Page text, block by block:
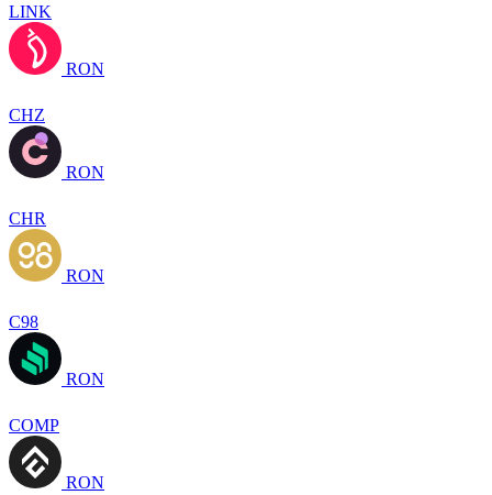
LINK
RON
CHZ
RON
CHR
RON
C98
RON
COMP
RON